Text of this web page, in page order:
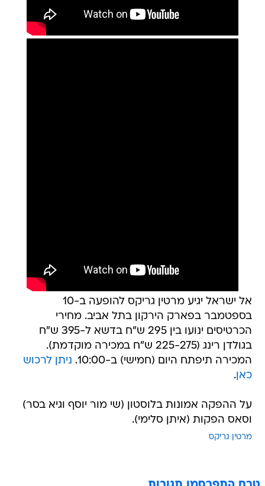
אל ישראל יגיע מרטין גריקס להופעה ב-10
בספטמבר בפארק הירקון בתל אביב. מחירי
הכרטיסים ינועו בין 295 ש"ח בדשא ל-395 ש"ח
בגולדן רינג (225-275 ש"ח במכירה מוקדמת).
המכירה תיפתח היום (חמישי) ב-10:00.
ניתן לרכוש
כאן.
על ההפקה אמונות בלוסטון (שי מור יוסף וגיא בסר)
וסאס הפקות (איתן סלימי).
מרטין גריקס